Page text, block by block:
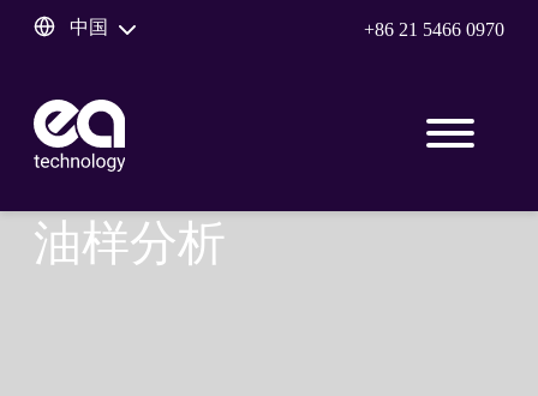
中国 +86 21 5466 0970
油样分析